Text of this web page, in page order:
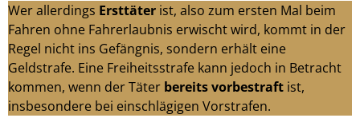
Wer allerdings Ersttäter ist, also zum ersten Mal beim
Fahren ohne Fahrerlaubnis erwischt wird, kommt in der
Regel nicht ins Gefängnis, sondern erhält eine
Geldstrafe. Eine Freiheitsstrafe kann jedoch in Betracht
kommen, wenn der Täter bereits vorbestraft ist,
insbesondere bei einschlägigen Vorstrafen.